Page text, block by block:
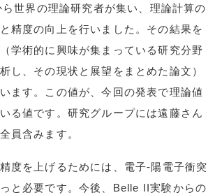
世界の理論研究者が集い、理論計算の
精度の向上を行いました。その結果を
学術的に興味が集まっている研究分野
し、その現状と展望をまとめた論文）
ます。この値が、今回の発表で理論値
る値です。研究グループには遠藤さん
員含みます。
度を上げるためには、電子-陽電子衝突
と必要です。今後、Belle II実験からの